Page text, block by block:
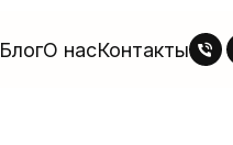
БлогО насКонтакты